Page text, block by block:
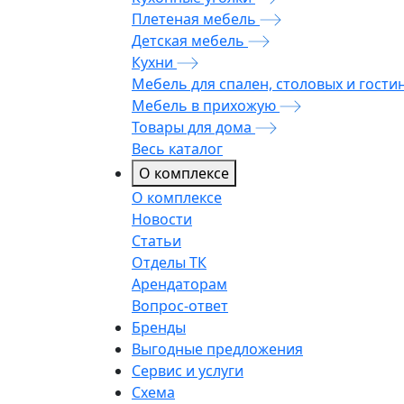
Плетеная мебель
Детская мебель
Кухни
Мебель для спален, столовых и
Мебель в прихожую
Товары для дома
Весь каталог
О комплексе
О комплексе
Новости
Статьи
Отделы ТК
Арендаторам
Вопрос-ответ
Бренды
Выгодные предложения
Сервис и услуги
Схема